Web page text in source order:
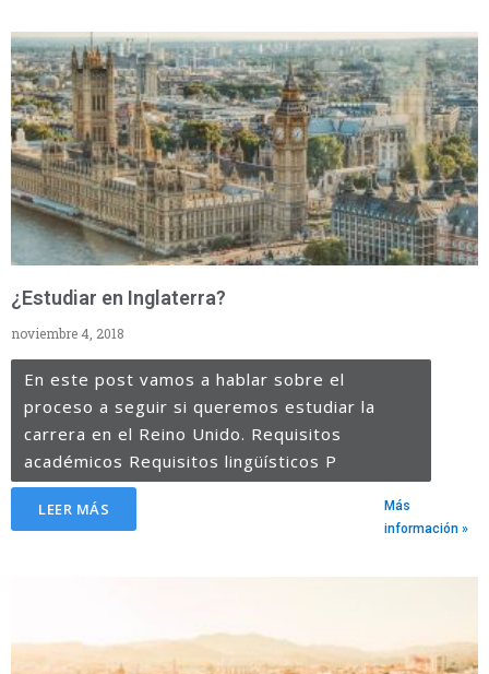
¿Estudiar en Inglaterra?
noviembre 4, 2018
En este post vamos a hablar sobre el
proceso a seguir si queremos estudiar la
carrera en el Reino Unido. Requisitos
académicos Requisitos lingüísticos P
LEER MÁS
Más
información »